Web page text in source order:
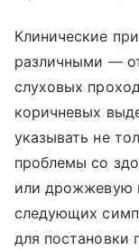
Клинические
различными —
слуховых
коричневых
указывать не
проблемы со
или дрожжевую
следующих
для постановки